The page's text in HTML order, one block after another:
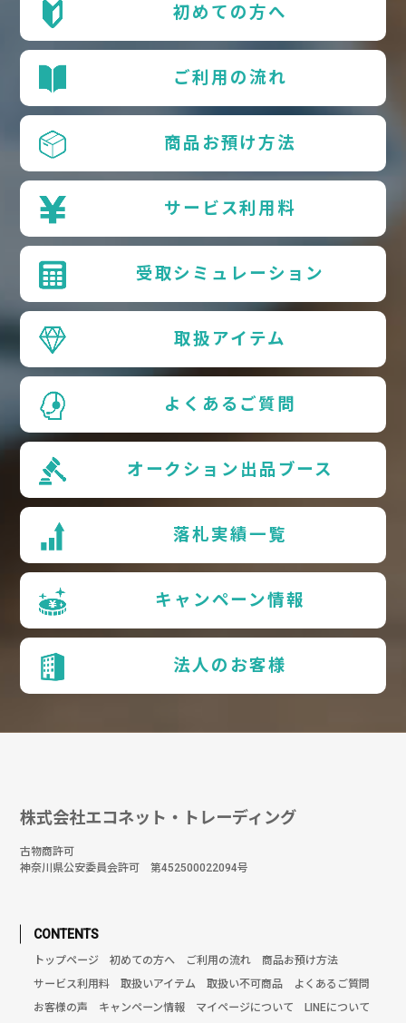
初めての方へ
ご利用の流れ
商品お預け方法
サービス利用料
受取シミュレーション
取扱アイテム
よくあるご質問
オークション出品ブース
落札実績一覧
キャンペーン情報
法人のお客様
株式会社エコネット・トレーディング
古物商許可
神奈川県公安委員会許可 第452500022094号
CONTENTS
トップページ 初めての方へ ご利用の流れ
商品お預け方法
サービス利用料
取扱いアイテム 取扱い不可商品
よくあるご質問
お客様の声
キャンペーン情報 マイページについて
LINEについて